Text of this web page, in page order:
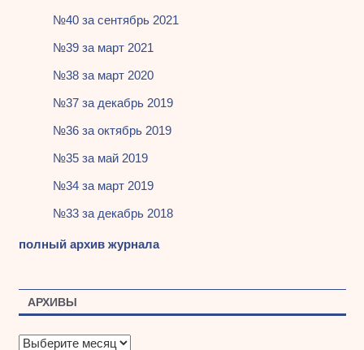
№40 за сентябрь 2021
№39 за март 2021
№38 за март 2020
№37 за декабрь 2019
№36 за октябрь 2019
№35 за май 2019
№34 за март 2019
№33 за декабрь 2018
полный архив журнала
АРХИВЫ
А